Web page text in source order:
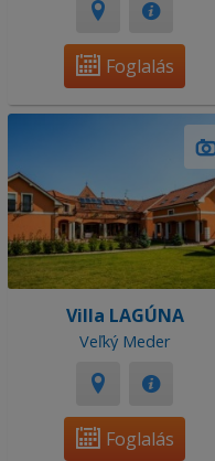
Foglalás
Villa LAGÚNA
Veľký Meder
Foglalás